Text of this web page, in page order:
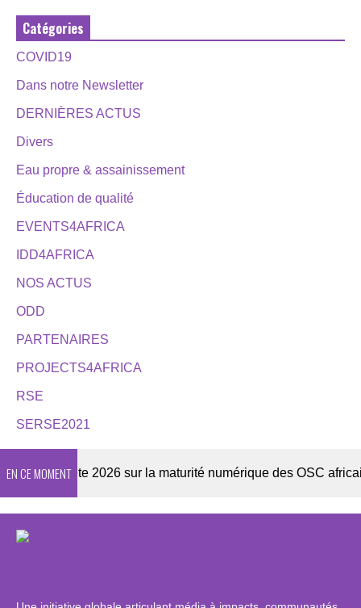
Catégories
COVID19
Dans notre Newsletter
DERNIÈRES ACTUS
Divers
Eau propre & assainissement
Éducation de qualité
EVENTS4AFRICA
IDD4AFRICA
NOS ACTUS
ODD
PARTENAIRES
PROJECTS4AFRICA
RSE
SERSE2021
EN CE MOMENT
Enquête 2026 sur la maturité numérique des OSC africaines